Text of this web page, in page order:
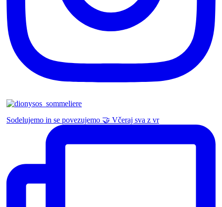
Sodelujemo in se povezujemo 🤝 Včeraj sva z vr